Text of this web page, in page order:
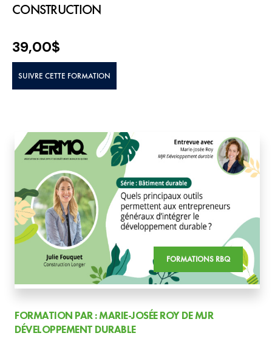
CONSTRUCTION
39,00$
SUIVRE CETTE FORMATION
FORMATIONS RBQ
FORMATION PAR : MARIE-JOSÉE ROY DE MJR
DÉVELOPPEMENT DURABLE